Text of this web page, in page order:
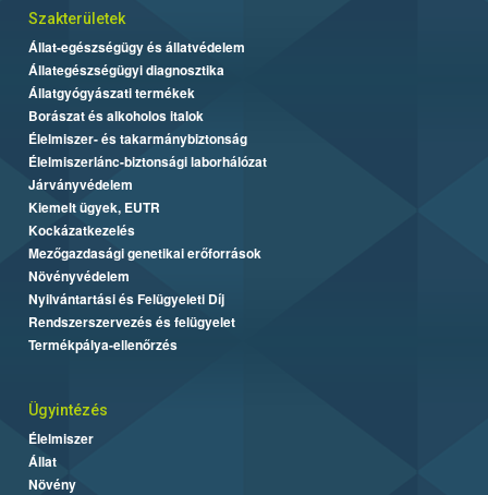
Szakterületek
Állat-egészségügy és állatvédelem
Állategészségügyi diagnosztika
Állatgyógyászati termékek
Borászat és alkoholos italok
Élelmiszer- és takarmánybiztonság
Élelmiszerlánc-biztonsági laborhálózat
Járványvédelem
Kiemelt ügyek, EUTR
Kockázatkezelés
Mezőgazdasági genetikai erőforrások
Növényvédelem
Nyilvántartási és Felügyeleti Díj
Rendszerszervezés és felügyelet
Termékpálya-ellenőrzés
Ügyintézés
Élelmiszer
Állat
Növény